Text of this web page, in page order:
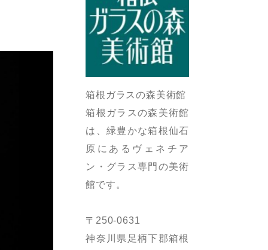
箱根ガラスの森美術館
箱根ガラスの森美術館
は、緑豊かな箱根仙石
原にあるヴェネチア
ン・グラス専門の美術
館です。
〒250-0631
神奈川県足柄下郡箱根